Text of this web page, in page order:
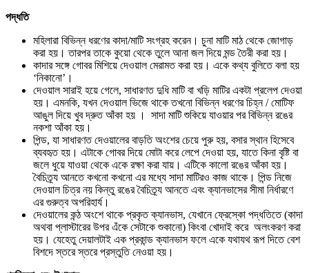
পদ্ধতি
মহিলারা বিভিন্ন ধরণের কাদা/মাটি সংগ্রহ করেন। চুনা মাটি মাঠ থেকে জোগাড়
করা হয়। তারপর তাকে কুয়ো থেকে তুলে আনা জল দিয়ে মন্ড তৈরী করা হয়।
কাদার সঙ্গে গোবর মিশিয়ে দেওয়াল মেরামত করা হয়। একে কথ্য বুলিতে বলা হয়
‘নিকানো’।
দেওয়াল সারাই হয়ে গেলে, সাধারণত দুধি মাটি বা খড়ি মাটির একটা প্রলেপ দেওয়া
হয়। এমনকি, যখন দেওয়াল ভিজে থাকে তখনো বিভিন্ন ধরণের চিহ্ন / মোটিফ
আঙুল দিয়ে খুব দ্রুত আঁকা হয় । সাদা মাটি শুকিয়ে যাওয়ার পর বিভিন্ন রঙের
নকশা আঁকা হয়।
পিন্ড, যা সাধারণত দেওয়ালের বাড়তি অংশের চেয়ে পুরু হয়, বসার স্থান হিসেবে
ব্যবহৃত হয়। এটাকে গোবর দিয়ে মোটা করে লেপে দেওয়া হয়, যাতে কিনা বৃষ্টি বা
জলে ধুয়ে যাওয়া থেকে একে রক্ষা করা যায়। এটিকে কালো রঙের আঁকা হয়।
বৈচিত্র্য আনতে কখনো কখনো এর মধ্যে সাদা মাটিরও কাজ থাকে। পিন্ড নিজে
দেওয়াল চিত্র নয় কিন্তু রঙের বৈচিত্র্য আনতে এবং ক্যানভাসের সীমা নির্ধারণে
এর গুরুত্ব অপরিহার্য।
দেওয়ালের কন্ঠ অংশে থাকে প্রকৃত ক্যানভাস, যেখানে ফ্রেস্কো পদ্ধতিতে (কাদা
অথবা প্লাস্টারের উপর এঁকে সেটাকে শুকানো) কিংবা খোদাই করে অলংকরণ করা
হয়। যেহেতু দেয়ালটাই এক প্রকান্ড ক্যানভাস ফলে একে যথাযথ রূপ দিতে বেশ
বিশদে স্তরে স্তরে প্রস্তুতি নেওয়া হয়।